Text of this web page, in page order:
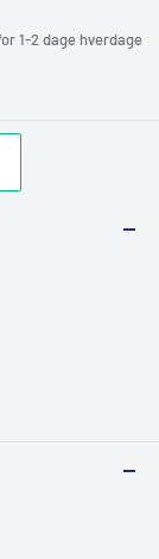
1-2 dage hverdage